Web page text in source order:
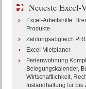
Neueste Excel-
Excel-Arbeitshilfe:
Produkte
Zahlungsabgleich
Excel Mietplaner
Ferienwohnung
Belegungskalender,
Wirtschaftlichkeit,
Instandhaltung für bis